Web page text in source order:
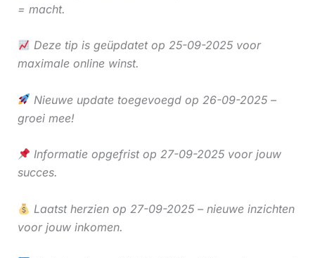
= macht.
Deze tip is geüpdatet op 25-09-2025 voor
maximale online winst.
Nieuwe update toegevoegd op 26-09-2025 –
groei mee!
Informatie opgefrist op 27-09-2025 voor jouw
succes.
Laatst herzien op 27-09-2025 – nieuwe inzichten
voor jouw inkomen.